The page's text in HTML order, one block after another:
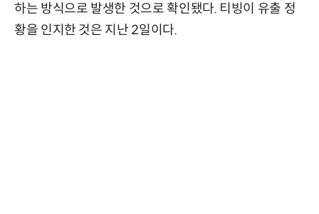
하는 방식으로 발생한 것으로 확인됐다. 티빙이 유출 정
황을 인지한 것은 지난 2일이다.